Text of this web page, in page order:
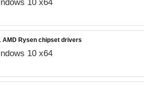
10 x64
AMD Rysen chipset drivers
10 x64